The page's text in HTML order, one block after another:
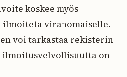
koskee myös
ilmoiteta viranomaiselle.
voi tarkastaa rekisterin
ilmoitusvelvollisuutta on